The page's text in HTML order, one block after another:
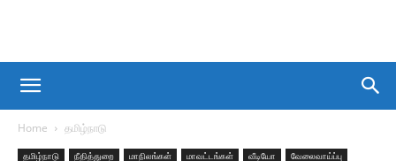
Home தமிழ்நாடு
தமிழ்நாடு நீதித்துறை மாநிலங்கள் மாவட்டங்கள் வீடியோ வேலைவாய்ப்பு